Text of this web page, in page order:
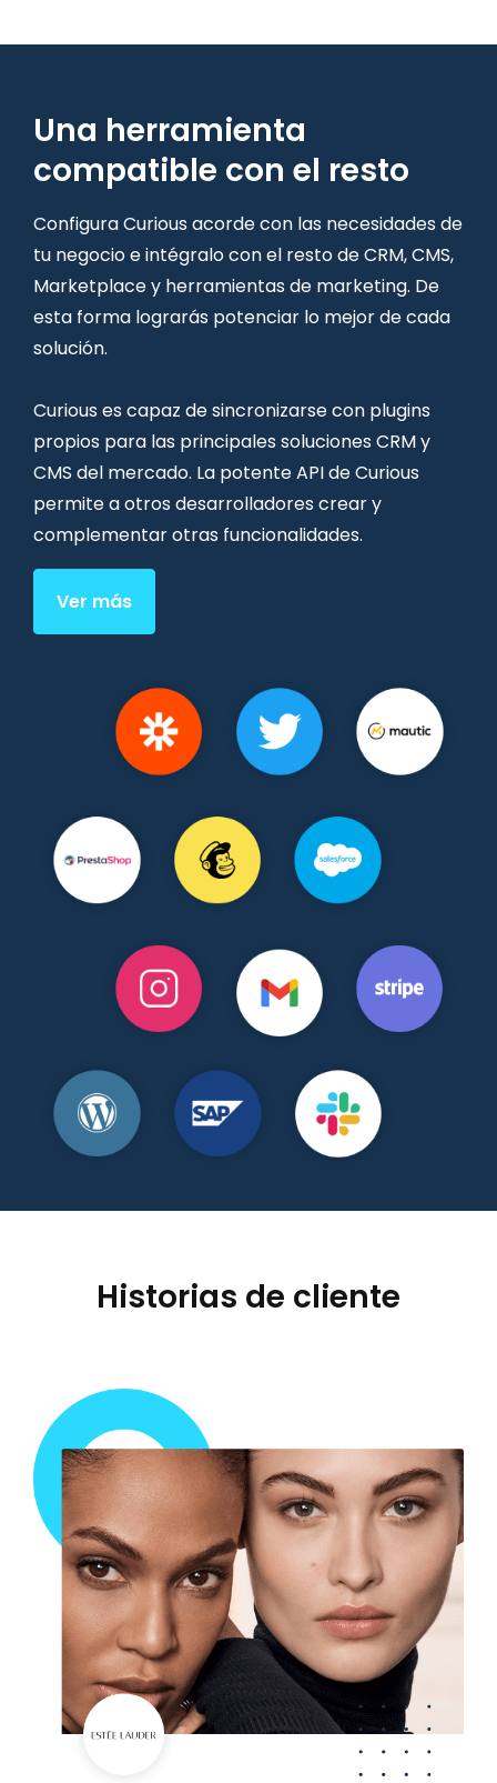
Una herramienta
compatible con el resto
Configura Curious acorde con las necesidades de
tu negocio e intégralo con el resto de CRM, CMS,
Marketplace y herramientas de marketing. De
esta forma lograrás potenciar lo mejor de cada
solución.
Curious es capaz de sincronizarse con plugins
propios para las principales soluciones CRM y
CMS del mercado. La potente API de Curious
permite a otros desarrolladores crear y
complementar otras funcionalidades.
Ver más
Historias de cliente